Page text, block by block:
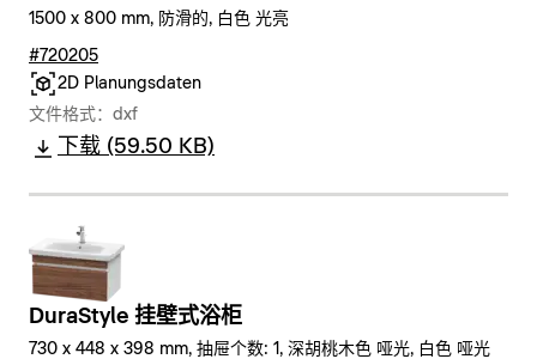
1500 x 800 mm, 防滑的, 白色 光亮
#720205
2D Planungsdaten
文件格式：dxf
下载 (59.50 KB)
DuraStyle 挂壁式浴柜
730 x 448 x 398 mm, 抽屉个数: 1, 深胡桃木色 哑光, 白色 哑光